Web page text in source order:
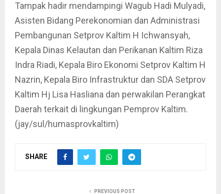
Tampak hadir mendampingi Wagub Hadi Mulyadi,
Asisten Bidang Perekonomian dan Administrasi
Pembangunan Setprov Kaltim H Ichwansyah,
Kepala Dinas Kelautan dan Perikanan Kaltim Riza
Indra Riadi, Kepala Biro Ekonomi Setprov Kaltim H
Nazrin, Kepala Biro Infrastruktur dan SDA Setprov
Kaltim Hj Lisa Hasliana dan perwakilan Perangkat
Daerah terkait di lingkungan Pemprov Kaltim.
(jay/sul/humasprovkaltim)
SHARE
PREVIOUS POST